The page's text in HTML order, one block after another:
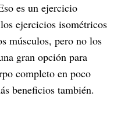
es un ejercicio
ejercicios isométricos
músculos, pero no los
gran opción para
completo en poco
beneficios también.